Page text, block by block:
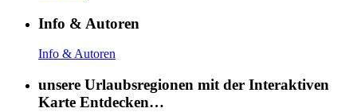
Info & Autoren
Info & Autoren
unsere Urlaubsregionen mit der Interaktiven
Karte Entdecken…